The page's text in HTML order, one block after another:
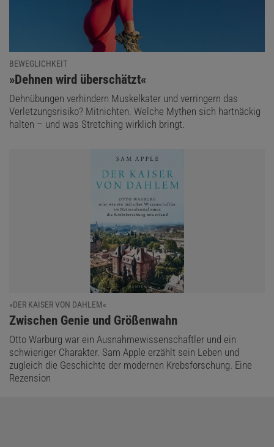
BEWEGLICHKEIT
:
»Dehnen wird überschätzt«
Dehnübungen verhindern Muskelkater und verringern das
Verletzungsrisiko? Mitnichten. Welche Mythen sich hartnäckig
halten – und was Stretching wirklich bringt.
»DER KAISER VON DAHLEM«
:
Zwischen Genie und Größenwahn
Otto Warburg war ein Ausnahmewissenschaftler und ein
schwieriger Charakter. Sam Apple erzählt sein Leben und
zugleich die Geschichte der modernen Krebsforschung. Eine
Rezension